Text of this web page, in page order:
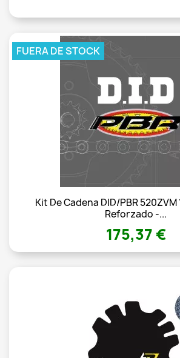
Kit De Cadena DID/PBR
Reforzado -...
175,37 €
FUERA DE STOCK